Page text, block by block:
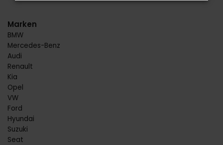
Marken
BMW
Mercedes-Benz
Audi
Renault
Kia
Opel
VW
Ford
Hyundai
Suzuki
Seat